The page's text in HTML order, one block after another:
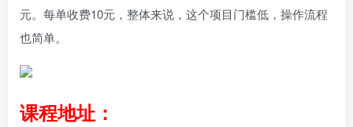
元。每单收费10元，整体来说，这个项目门槛低，操作流程
也简单。
课程地址：